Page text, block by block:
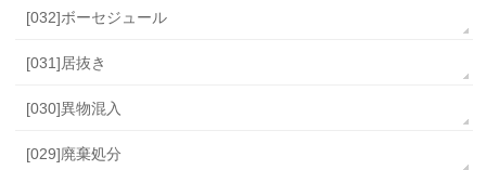
[032]ボーセジュール
[031]居抜き
[030]異物混入
[029]廃棄処分